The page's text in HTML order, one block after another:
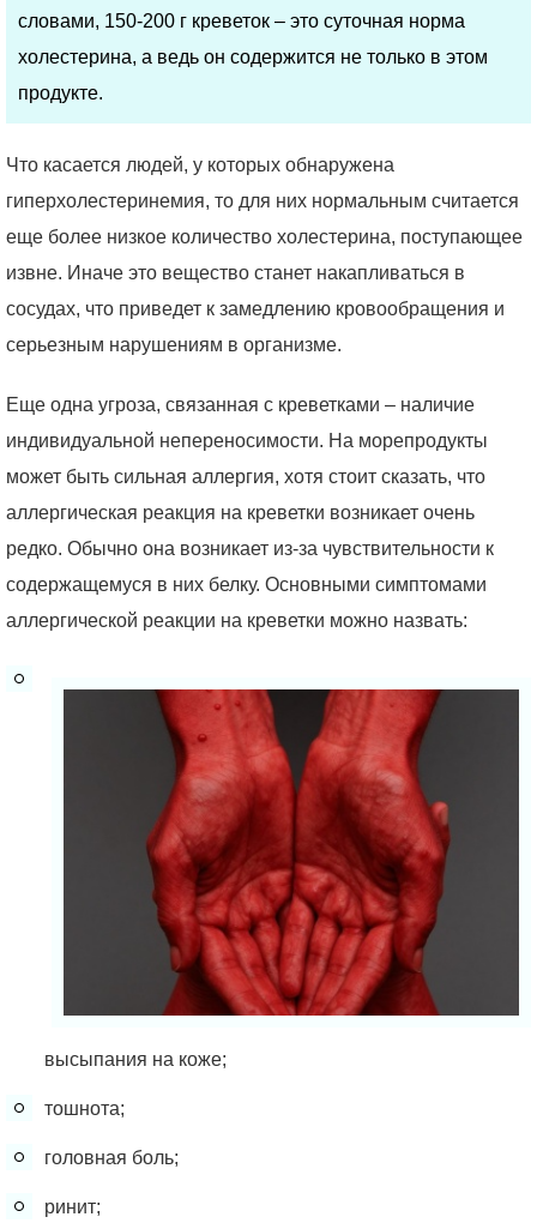
словами, 150-200 г креветок – это суточная норма
холестерина, а ведь он содержится не только в этом
продукте.
Что касается людей, у которых обнаружена
гиперхолестеринемия, то для них нормальным считается
еще более низкое количество холестерина, поступающее
извне. Иначе это вещество станет накапливаться в
сосудах, что приведет к замедлению кровообращения и
серьезным нарушениям в организме.
Еще одна угроза, связанная с креветками – наличие
индивидуальной непереносимости. На морепродукты
может быть сильная аллергия, хотя стоит сказать, что
аллергическая реакция на креветки возникает очень
редко. Обычно она возникает из-за чувствительности к
содержащемуся в них белку. Основными симптомами
аллергической реакции на креветки можно назвать:
высыпания на коже;
тошнота;
головная боль;
ринит;